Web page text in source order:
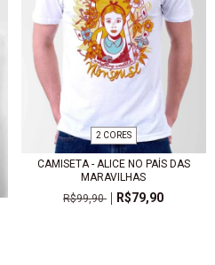
2 CORES
CAMISETA - ALICE NO PAÍS DAS
MARAVILHAS
R$99,90
R$79,90